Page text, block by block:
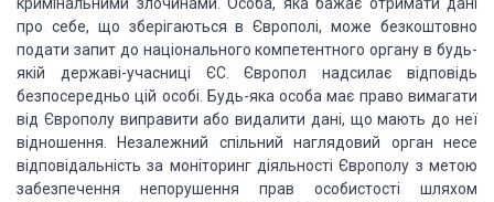
про себе, що зберігаються в Європолі, може безкоштовно
подати запит до національного компетентного органу в будь-
якій державі-учасниці ЄС. Європол надсилає відповідь
безпосередньо цій особі. Будь-яка особа має право вимагати
від Європолу виправити або видалити дані, що мають до неї
відношення. Незалежний спільний наглядовий орган несе
відповідальність за моніторинг діяльності Європолу з метою
забезпечення непорушення прав особистості шляхом